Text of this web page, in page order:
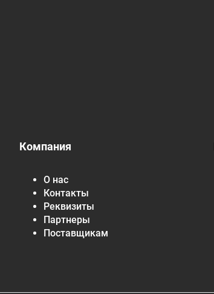
Компания
О нас
Контакты
Реквизиты
Партнеры
Поставщикам